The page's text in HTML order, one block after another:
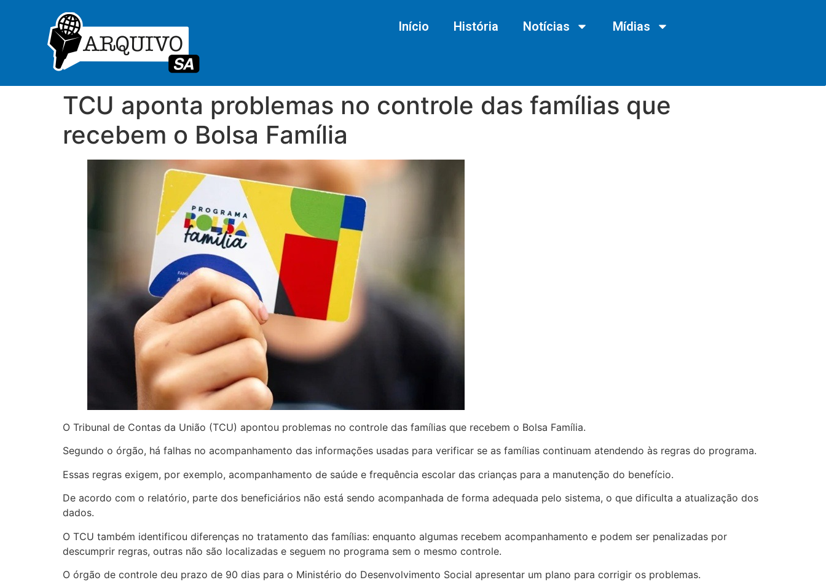
Início História Notícias Mídias
TCU aponta problemas no controle das famílias que
recebem o Bolsa Família
O Tribunal de Contas da União (TCU) apontou problemas no controle das famílias que recebem o Bolsa Família.
Segundo o órgão, há falhas no acompanhamento das informações usadas para verificar se as famílias continuam atendendo às regras do programa.
Essas regras exigem, por exemplo, acompanhamento de saúde e frequência escolar das crianças para a manutenção do benefício.
De acordo com o relatório, parte dos beneficiários não está sendo acompanhada de forma adequada pelo sistema, o que dificulta a atualização dos
dados.
O TCU também identificou diferenças no tratamento das famílias: enquanto algumas recebem acompanhamento e podem ser penalizadas por
descumprir regras, outras não são localizadas e seguem no programa sem o mesmo controle.
O órgão de controle deu prazo de 90 dias para o Ministério do Desenvolvimento Social apresentar um plano para corrigir os problemas.